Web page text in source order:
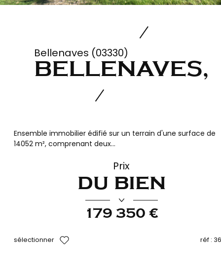
Bellenaves (03330)
BELLENAVES,
Ensemble immobilier édifié sur un terrain d'une surface de
14052 m², comprenant deux...
Prix
du bien
179 350 €
sélectionner réf :